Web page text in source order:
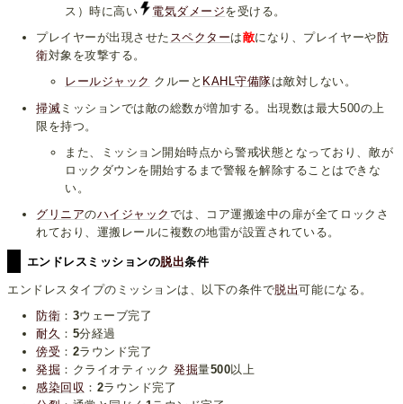
ス）時に高い
電気ダメージを受ける。
プレイヤーが出現させた スペクターは敵になり、プレイヤーや防
衛対象を攻撃する。
レールジャック クルーと KAHL守備隊は敵対しない。
掃滅 ミッションでは敵の総数が増加する。出現数は最大500の上
限を持つ。
また、ミッション開始時点から警戒状態となっており、敵が
ロックダウンを開始するまで警報を解除することはできな
い。
グリニアのハイジャック では、コア運搬途中の扉が全てロックさ
れており、運搬レールに複数の地雷が設置されている。
エンドレスミッションの脱出条件
エンドレスタイプのミッションは、以下の条件で脱出可能になる。
防衛 ： 3ウェーブ完了
耐久 ： 5分経過
傍受 ： 2ラウンド完了
発掘 ：クライオティック発掘量500以上
感染回収 ： 2ラウンド完了